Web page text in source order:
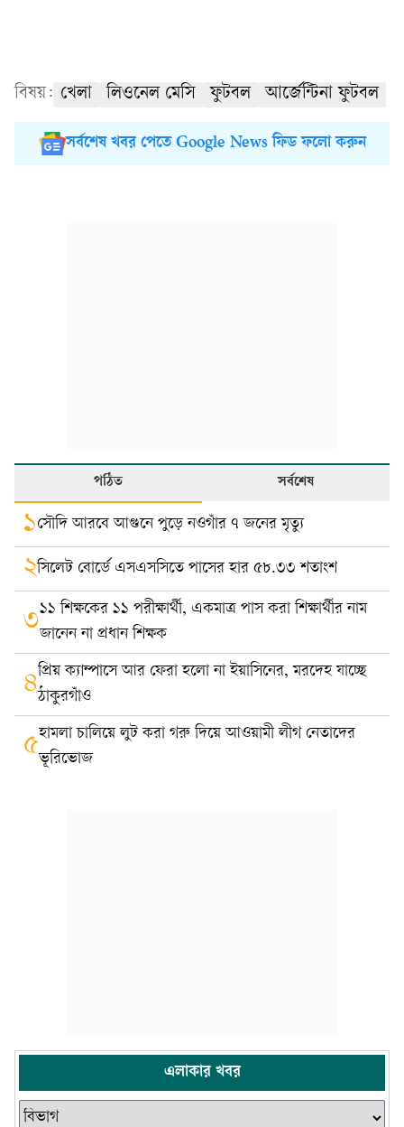
বিষয়: খেলা লিওনেল মেসি ফুটবল আর্জেন্টিনা ফুটবল
সর্বশেষ খবর পেতে Google News ফিড ফলো করুন
পঠিত সর্বশেষ
১সৌদি আরবে আগুনে পুড়ে নওগাঁর ৭ জনের মৃত্যু
২সিলেট বোর্ডে এসএসসিতে পাসের হার ৫৮.৩৩ শতাংশ
৩১১ শিক্ষকের ১১ পরীক্ষার্থী, একমাত্র পাস করা শিক্ষার্থীর নাম
জানেন না প্রধান শিক্ষক
৪প্রিয় ক্যাম্পাসে আর ফেরা হলো না ইয়াসিনের, মরদেহ যাচ্ছে
ঠাকুরগাঁও
৫হামলা চালিয়ে লুট করা গরু দিয়ে আওয়ামী লীগ নেতাদের
ভূরিভোজ
এলাকার খবর